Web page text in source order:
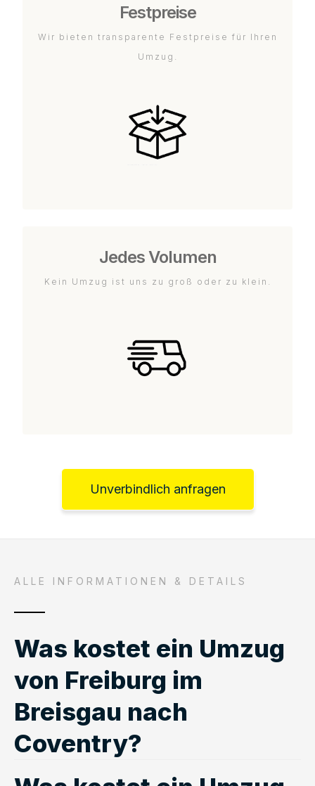
Festpreise
Wir bieten transparente Festpreise für Ihren
Umzug.
Jedes Volumen
Kein Umzug ist uns zu groß oder zu klein.
Unverbindlich anfragen
ALLE INFORMATIONEN & DETAILS
Was kostet ein Umzug
von Freiburg im
Breisgau nach
Coventry?